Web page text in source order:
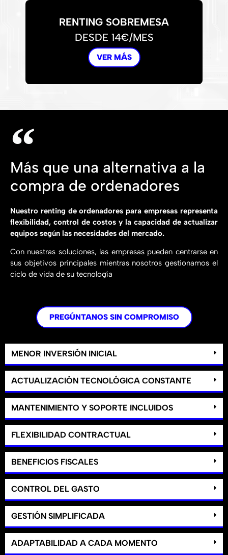
RENTING SOBREMESA
DESDE 14€/MES
VER MÁS
Más que una alternativa a la
compra de ordenadores
Nuestro renting de ordenadores para empresas representa
flexibilidad, control de costos y la capacidad de actualizar
equipos según las necesidades del mercado.
Con nuestras soluciones, las empresas pueden centrarse en
sus objetivos principales mientras nosotros gestionamos el
ciclo de vida de su tecnología
PREGÚNTANOS SIN COMPROMISO
MENOR INVERSIÓN INICIAL
ACTUALIZACIÓN TECNOLÓGICA CONSTANTE
MANTENIMIENTO Y SOPORTE INCLUIDOS
FLEXIBILIDAD CONTRACTUAL
BENEFICIOS FISCALES
CONTROL DEL GASTO
GESTIÓN SIMPLIFICADA
ADAPTABILIDAD A CADA MOMENTO